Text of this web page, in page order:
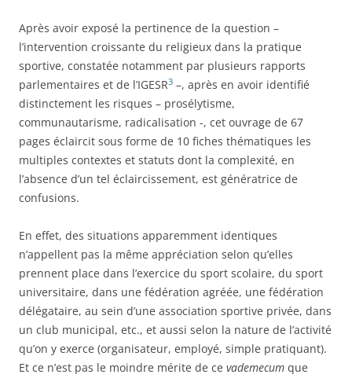
Après avoir exposé la pertinence de la question –
l’intervention croissante du religieux dans la pratique
sportive, constatée notamment par plusieurs rapports
parlementaires et de l’IGESR3 –, après en avoir identifié
distinctement les risques – prosélytisme,
communautarisme, radicalisation -, cet ouvrage de 67
pages éclaircit sous forme de 10 fiches thématiques les
multiples contextes et statuts dont la complexité, en
l’absence d’un tel éclaircissement, est génératrice de
confusions.
En effet, des situations apparemment identiques
n’appellent pas la même appréciation selon qu’elles
prennent place dans l’exercice du sport scolaire, du sport
universitaire, dans une fédération agréée, une fédération
délégataire, au sein d’une association sportive privée, dans
un club municipal, etc., et aussi selon la nature de l’activité
qu’on y exerce (organisateur, employé, simple pratiquant).
Et ce n’est pas le moindre mérite de ce vademecum que